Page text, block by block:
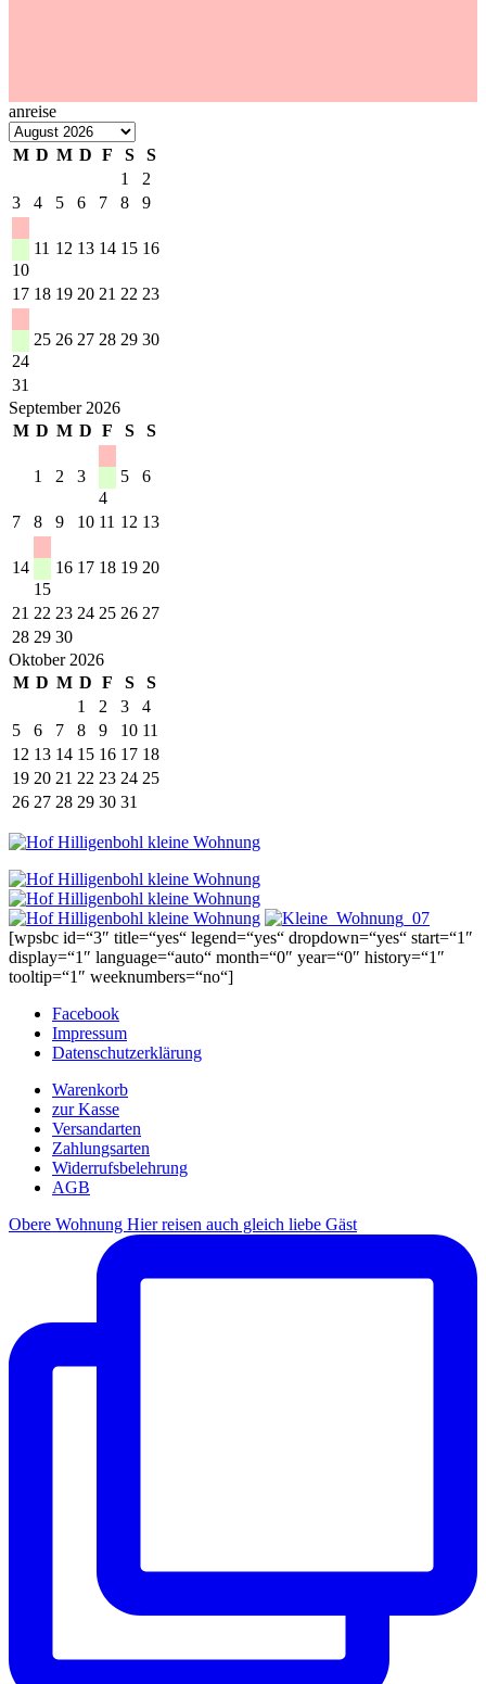
anreise
M D M D F S
S
1
2
3
4 5 6 7 8 9
10
11 12 13 14 15 16
17 18 19 20 21 22 23
24
25 26 27 28 29 30
31
September 2026
M D M D F S S
1 2
3
4
5 6
7 8 9 10 11 12 13
14
15
16 17 18 19 20
21 22 23 24 25 26 27
28 29 30
Oktober 2026
M D M D F S
S
1
2 3
4
5
6 7 8 9 10 11
12 13 14 15 16 17 18
19 20 21 22 23 24 25
26 27 28 29 30 31
[wpsbc id=“3″ title=“yes“ legend=“yes“ dropdown=“yes“ start=“1″
display=“1″ language=“auto“ month=“0″ year=“0″ history=“1″
tooltip=“1″ weeknumbers=“no“]
Facebook
Impressum
Datenschutzerklärung
Warenkorb
zur Kasse
Versandarten
Zahlungsarten
Widerrufsbelehrung
AGB
Obere Wohnung Hier reisen auch gleich liebe Gäst